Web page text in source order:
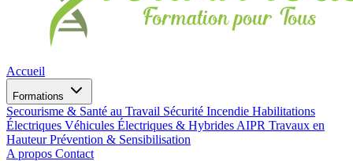
Accueil
Formations
Secourisme & Santé au Travail Sécurité Incendie Habilitations
Électriques Véhicules Électriques & Hybrides AIPR Travaux en
HauteurPrévention & Sensibilisation
A propos Contact